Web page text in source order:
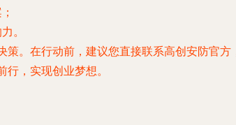
。
。在行动前，建议您直接联系高创安防官
，实现创业梦想。